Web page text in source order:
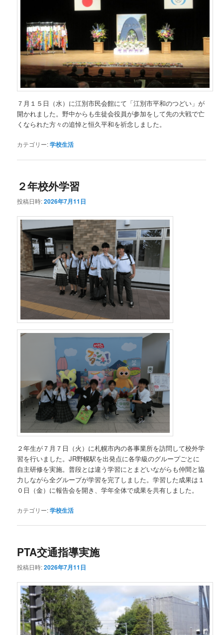
７月１５日（水）に江別市民会館にて「江別市平和のつどい」が
開かれました。野中からも生徒会役員が参加をして先の大戦で亡
くなられた方々の追悼と恒久平和を祈念しました。
カテゴリー:学校生活
２年校外学習
投稿日時:2026年7月11日
２年生が７月７日（火）に札幌市内の各事業所を訪問して校外学
習を行いました。JR野幌駅を出発点に各学級のグループごとに
自主研修を実施。普段とは違う学習にとまどいながらも仲間と協
力しながら全グループが学習を完了しました。学習した成果は１
０日（金）に報告会を開き、学年全体で成果を共有しました。
カテゴリー:学校生活
PTA交通指導実施
投稿日時:2026年7月11日